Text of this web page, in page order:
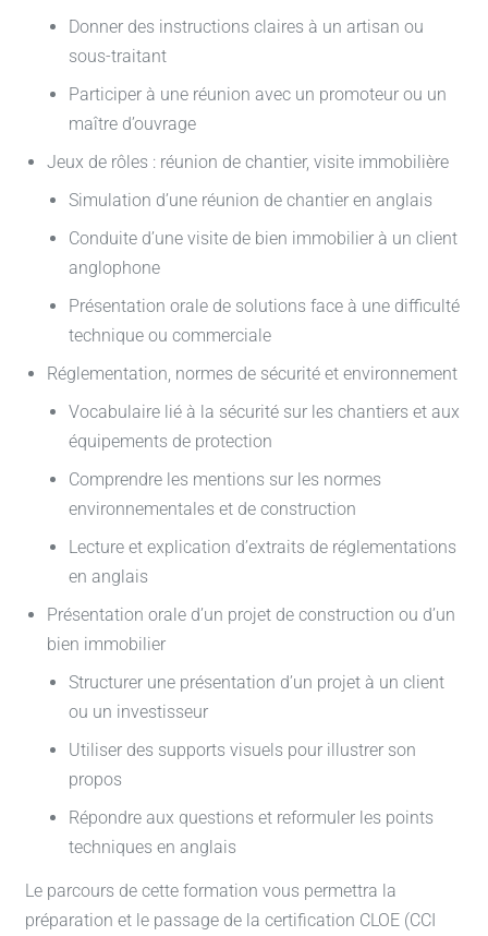
Donner des instructions claires à un artisan ou
sous-traitant
Participer à une réunion avec un promoteur ou un
maître d’ouvrage
Jeux de rôles : réunion de chantier, visite immobilière
Simulation d’une réunion de chantier en anglais
Conduite d’une visite de bien immobilier à un client
anglophone
Présentation orale de solutions face à une difficulté
technique ou commerciale
Réglementation, normes de sécurité et environnement
Vocabulaire lié à la sécurité sur les chantiers et aux
équipements de protection
Comprendre les mentions sur les normes
environnementales et de construction
Lecture et explication d’extraits de réglementations
en anglais
Présentation orale d’un projet de construction ou d’un
bien immobilier
Structurer une présentation d’un projet à un client
ou un investisseur
Utiliser des supports visuels pour illustrer son
propos
Répondre aux questions et reformuler les points
techniques en anglais
Le parcours de cette formation vous permettra la
préparation et le passage de la certification CLOE (CCI